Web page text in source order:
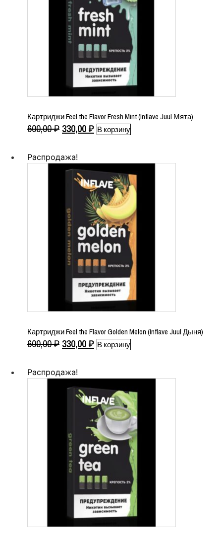
Картриджи Feel the Flavor Fresh Mint (Inflave Juul Мята)
600,00₽ Первоначальная
составляла
600,00 ₽.
330,00₽Текущая
В корзину
Распродажа!
Картриджи Feel the Flavor Golden Melon (Inflave Juul Дыня)
600,00₽ Первоначальная
составляла
600,00 ₽.
330,00₽Текущая
В корзину
Распродажа!